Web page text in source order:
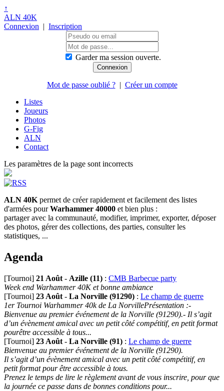
↑
ALN 40K
Connexion | Inscription
Garder ma session ouverte.
Mot de passe oublié ?| Créer un compte
Listes
Joueurs
Photos
G-Fig
ALN
Contact
Les paramètres de la page sont incorrects
ALN 40K permet de créer rapidement et facilement des listes
d'armées pourWarhammer 40000 et bien plus :
partager avec la communauté, modifier, imprimer, exporter, déposer
des photos, gérer des collections, des parties, consulter les
statistiques, ...
Agenda
[Tournoi] 21 Août - Azille (11) : CMB Barbecue party
Week end Warhammer 40K et bonne ambiance
[Tournoi] 23 Août - La Norville (91290) : Le champ de guerre
1er Tournoi Warhammer 40k de La NorvillePrésentation :-
Bienvenue au premier événement de la Norville (91290).- Il s’agit
d’un évènement amical avec un petit côté compétitif, en petit format
pourêtre accessible à tous...
[Tournoi] 23 Août - La Norville (91) : Le champ de guerre
Bienvenue au premier événement de la Norville (91290).
Il s’agit d’un évènement amical avec un petit côté compétitif, en
petit format pour être accessible à tous.
Prenez le temps de lire le règlement avant de vous inscrire, pour que
la journée ce passe dans de bonnes conditions pour...